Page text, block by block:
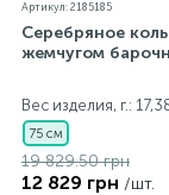
Артикул: 2185185
Серебряное
жемчугом
Вес изделия, г.:
75 см
19 829.50 грн
12 829 грн /шт.